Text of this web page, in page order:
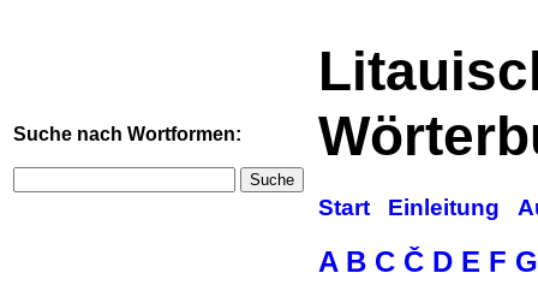
Suche nach Wortformen:
Suche
Start Einleitung
A B C Č D E F G